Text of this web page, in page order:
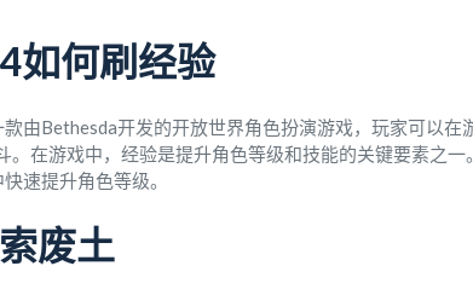
如何刷经验
由Bethesda开发的开放世界角色扮演游戏，玩家可以
。在游戏中，经验是提升角色等级和技能的关键要素之
速提升角色等级。
废土